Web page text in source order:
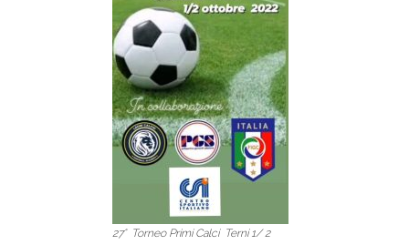
27° Torneo Primi Calci Terni 1/ 2